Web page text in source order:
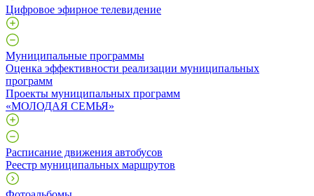
Цифровое эфирное телевидение
Муниципальные программы
Оценка эффективности реализации муниципальных
программ
Проекты муниципальных программ
«МОЛОДАЯ СЕМЬЯ»
Расписание движения автобусов
Реестр муниципальных маршрутов